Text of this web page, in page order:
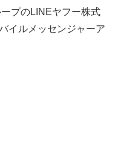
プのLINEヤフー株式
イルメッセンジャーア